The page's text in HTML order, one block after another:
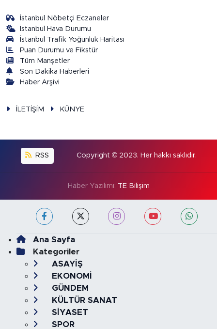
İstanbul Nöbetçi Eczaneler
İstanbul Hava Durumu
İstanbul Trafik Yoğunluk Haritası
Puan Durumu ve Fikstür
Tüm Manşetler
Son Dakika Haberleri
Haber Arşivi
İLETİŞİM KÜNYE
RSS Copyright © 2023. Her hakkı saklıdır.
Haber Yazılımı: TE Bilişim
Ana Sayfa
Kategoriler
ASAYİŞ
EKONOMİ
GÜNDEM
KÜLTÜR SANAT
SİYASET
SPOR